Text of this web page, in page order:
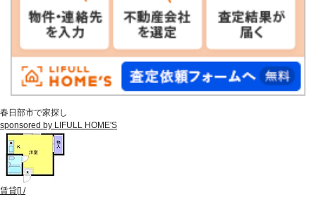
春日部市で家探し
sponsored by LIFULL HOME'S
賃貸[] /